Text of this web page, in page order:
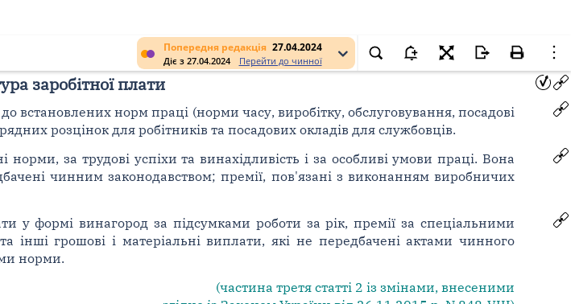
Попередня редакція 27.04.2024
Діє з 27.04.2024 Перейти до чинної